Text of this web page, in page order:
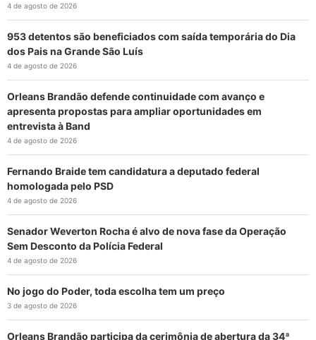
4 de agosto de 2026
953 detentos são beneficiados com saída temporária do Dia
dos Pais na Grande São Luís
4 de agosto de 2026
Orleans Brandão defende continuidade com avanço e
apresenta propostas para ampliar oportunidades em
entrevista à Band
4 de agosto de 2026
Fernando Braide tem candidatura a deputado federal
homologada pelo PSD
4 de agosto de 2026
Senador Weverton Rocha é alvo de nova fase da Operação
Sem Desconto da Polícia Federal
4 de agosto de 2026
No jogo do Poder, toda escolha tem um preço
3 de agosto de 2026
Orleans Brandão participa da cerimônia de abertura da 34ª